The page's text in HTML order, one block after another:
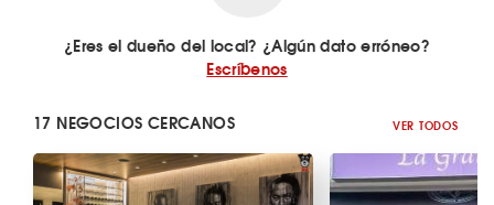
¿Eres el dueño del local? ¿Algún dato erróneo?
Escríbenos
17 NEGOCIOS CERCANOS VER TODOS